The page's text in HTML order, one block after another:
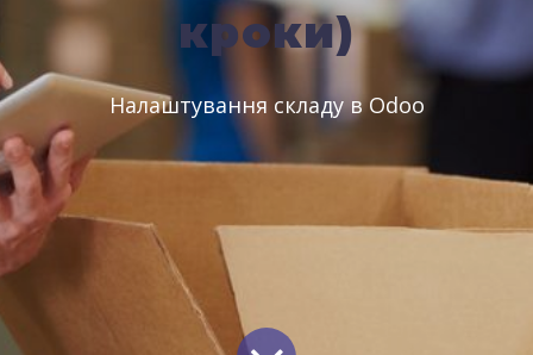
кроки)
Налаштування складу в Odoo